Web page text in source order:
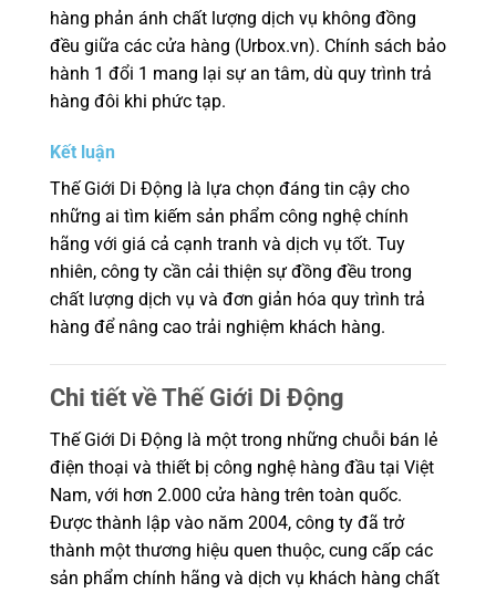
hàng phản ánh chất lượng dịch vụ không đồng
đều giữa các cửa hàng (Urbox.vn). Chính sách bảo
hành 1 đổi 1 mang lại sự an tâm, dù quy trình trả
hàng đôi khi phức tạp.
Kết luận
Thế Giới Di Động là lựa chọn đáng tin cậy cho
những ai tìm kiếm sản phẩm công nghệ chính
hãng với giá cả cạnh tranh và dịch vụ tốt. Tuy
nhiên, công ty cần cải thiện sự đồng đều trong
chất lượng dịch vụ và đơn giản hóa quy trình trả
hàng để nâng cao trải nghiệm khách hàng.
Chi tiết về Thế Giới Di Động
Thế Giới Di Động là một trong những chuỗi bán lẻ
điện thoại và thiết bị công nghệ hàng đầu tại Việt
Nam, với hơn 2.000 cửa hàng trên toàn quốc.
Được thành lập vào năm 2004, công ty đã trở
thành một thương hiệu quen thuộc, cung cấp các
sản phẩm chính hãng và dịch vụ khách hàng chất